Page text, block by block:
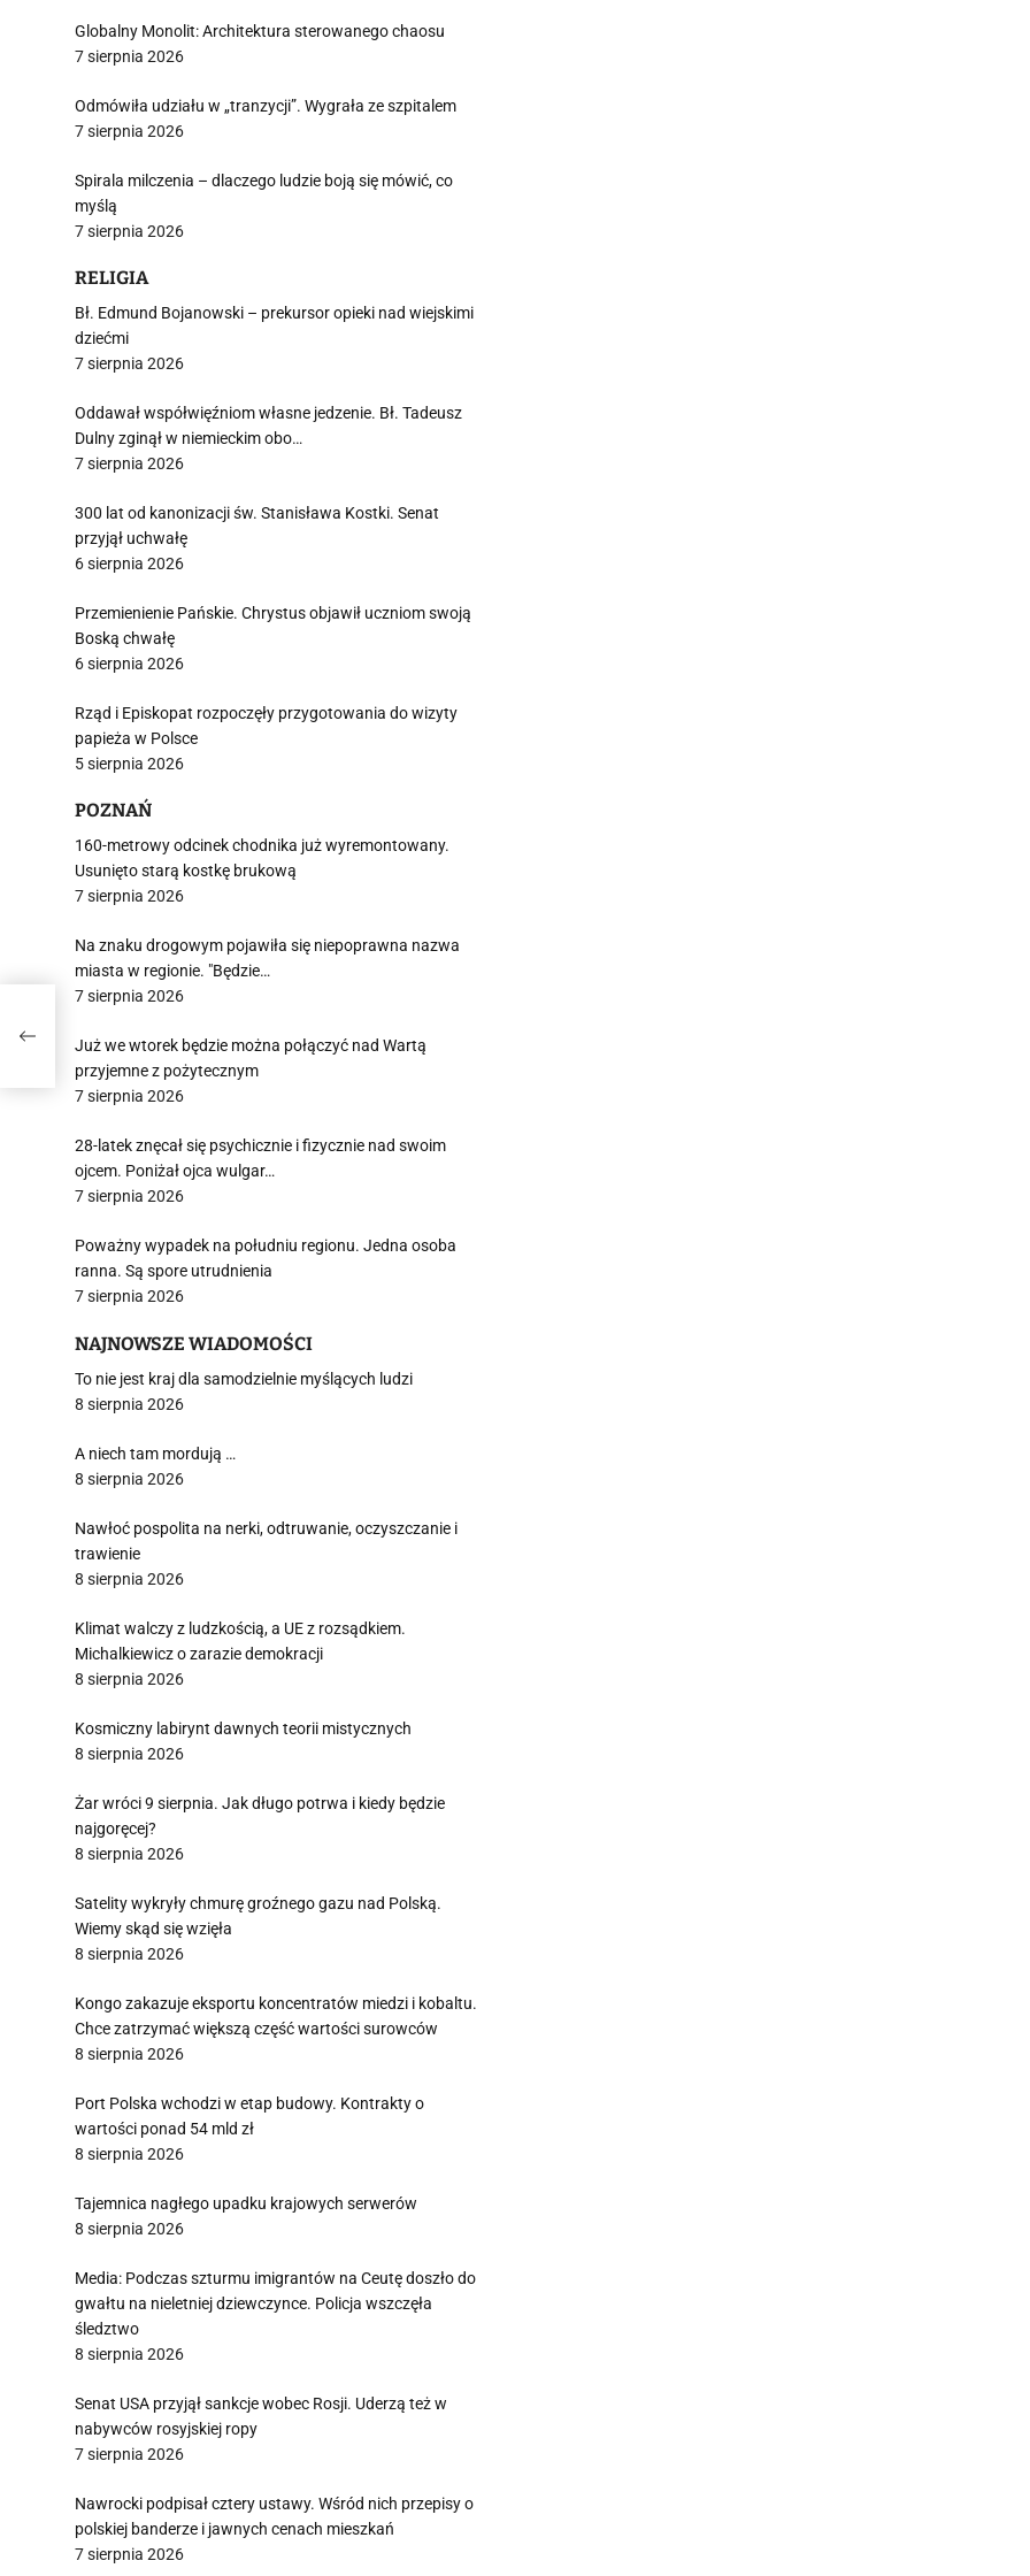
Globalny Monolit: Architektura sterowanego chaosu
7 sierpnia 2026
Odmówiła udziału w „tranzycji”. Wygrała ze szpitalem
7 sierpnia 2026
Spirala milczenia – dlaczego ludzie boją się mówić, co
myślą
7 sierpnia 2026
RELIGIA
Bł. Edmund Bojanowski – prekursor opieki nad wiejskimi
dziećmi
7 sierpnia 2026
Oddawał współwięźniom własne jedzenie. Bł. Tadeusz
Dulny zginął w niemieckim obo…
7 sierpnia 2026
300 lat od kanonizacji św. Stanisława Kostki. Senat
przyjął uchwałę
6 sierpnia 2026
Przemienienie Pańskie. Chrystus objawił uczniom swoją
Boską chwałę
6 sierpnia 2026
Rząd i Episkopat rozpoczęły przygotowania do wizyty
papieża w Polsce
5 sierpnia 2026
POZNAŃ
160-metrowy odcinek chodnika już wyremontowany.
Usunięto starą kostkę brukową
7 sierpnia 2026
Na znaku drogowym pojawiła się niepoprawna nazwa
miasta w regionie. "Będzie…
7 sierpnia 2026
Już we wtorek będzie można połączyć nad Wartą
przyjemne z pożytecznym
7 sierpnia 2026
28-latek znęcał się psychicznie i fizycznie nad swoim
ojcem. Poniżał ojca wulgar…
7 sierpnia 2026
Poważny wypadek na południu regionu. Jedna osoba
ranna. Są spore utrudnienia
7 sierpnia 2026
NAJNOWSZE WIADOMOŚCI
To nie jest kraj dla samodzielnie myślących ludzi
8 sierpnia 2026
A niech tam mordują …
8 sierpnia 2026
Nawłoć pospolita na nerki, odtruwanie, oczyszczanie i
trawienie
8 sierpnia 2026
Klimat walczy z ludzkością, a UE z rozsądkiem.
Michalkiewicz o zarazie demokracji
8 sierpnia 2026
Kosmiczny labirynt dawnych teorii mistycznych
8 sierpnia 2026
Żar wróci 9 sierpnia. Jak długo potrwa i kiedy będzie
najgoręcej?
8 sierpnia 2026
Satelity wykryły chmurę groźnego gazu nad Polską.
Wiemy skąd się wzięła
8 sierpnia 2026
Kongo zakazuje eksportu koncentratów miedzi i kobaltu.
Chce zatrzymać większą część wartości surowców
8 sierpnia 2026
Port Polska wchodzi w etap budowy. Kontrakty o
wartości ponad 54 mld zł
8 sierpnia 2026
Tajemnica nagłego upadku krajowych serwerów
8 sierpnia 2026
Media: Podczas szturmu imigrantów na Ceutę doszło do
gwałtu na nieletniej dziewczynce. Policja wszczęła
śledztwo
8 sierpnia 2026
Senat USA przyjął sankcje wobec Rosji. Uderzą też w
nabywców rosyjskiej ropy
7 sierpnia 2026
Nawrocki podpisał cztery ustawy. Wśród nich przepisy o
polskiej banderze i jawnych cenach mieszkań
7 sierpnia 2026